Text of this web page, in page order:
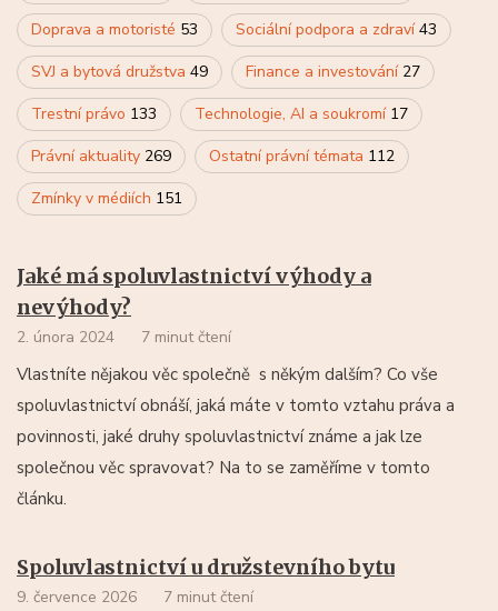
Doprava a motoristé 53 Sociální podpora a zdraví43
SVJ a bytová družstva 49 Finance a investování 27
Trestní právo 133 Technologie, AI a soukromí 17
Právní aktuality 269 Ostatní právní témata 112
Zmínky v médiích 151
Jaké má spoluvlastnictví výhody a
nevýhody?
2. února 2024 7 minut čtení
Vlastníte nějakou věc společně s někým dalším? Co vše
spoluvlastnictví obnáší, jaká máte v tomto vztahu práva a
povinnosti, jaké druhy spoluvlastnictví známe a jak lze
společnou věc spravovat? Na to se zaměříme v tomto
článku.
Spoluvlastnictví u družstevního bytu
9. července 2026 7 minut čtení